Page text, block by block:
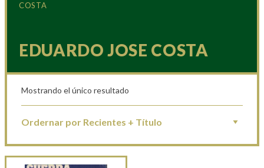
COSTA
EDUARDO JOSE COSTA
Mostrando el único resultado